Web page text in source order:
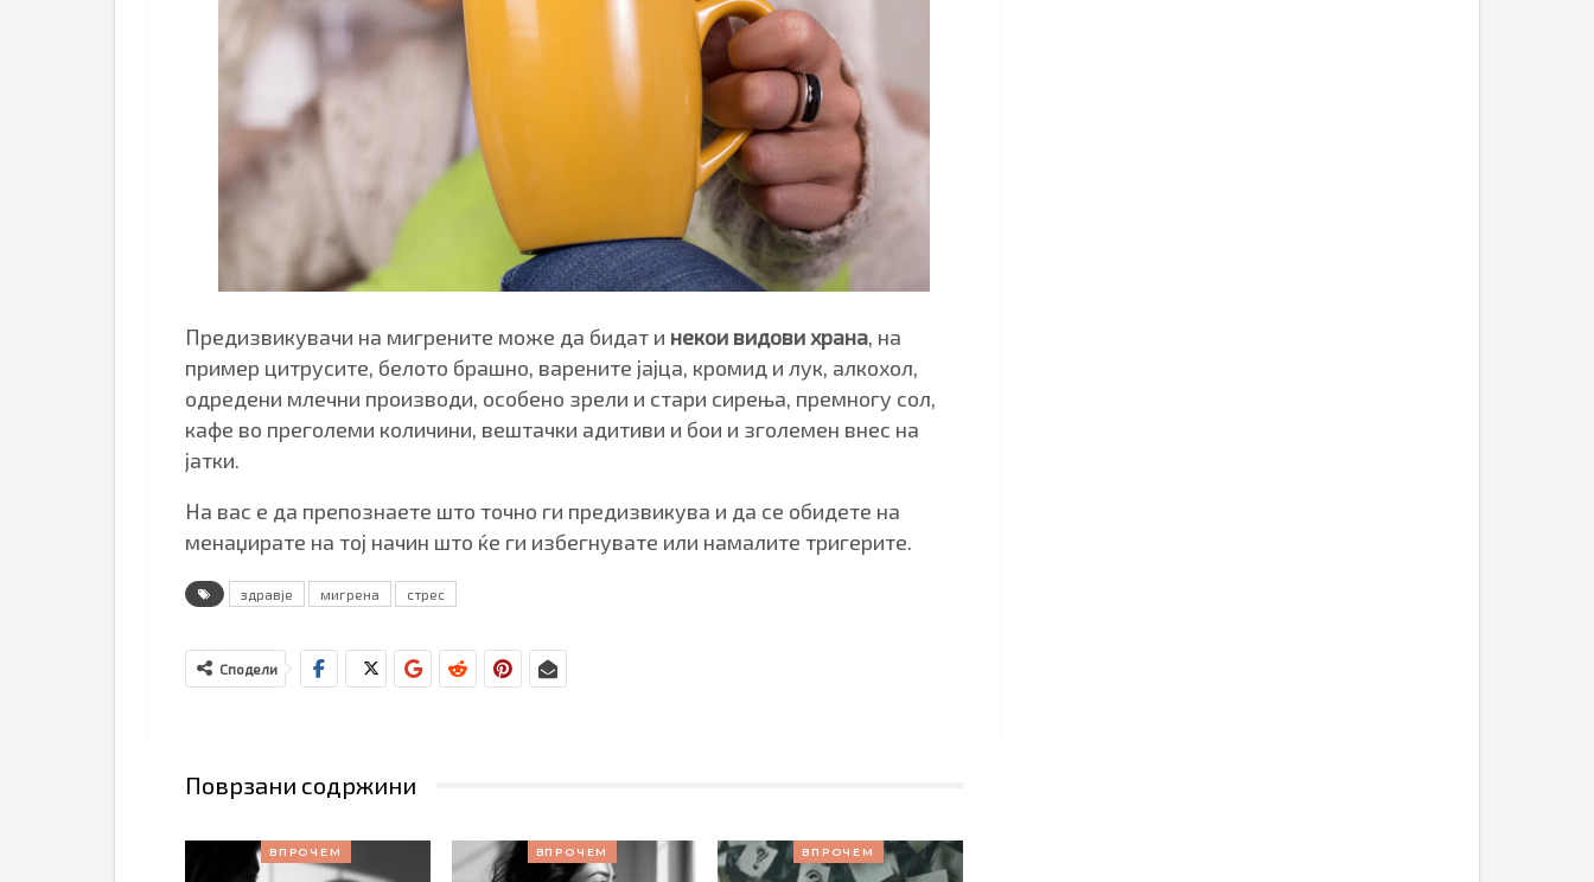
Предизвикувачи на мигрените може да бидат и некои видови храна, на
пример цитрусите, белото брашно, варените јајца, кромид и лук, алкохол,
одредени млечни производи, особено зрели и стари сирења, премногу сол,
кафе во преголеми количини, вештачки адитиви и бои и зголемен внес на
јатки.
На вас е да препознаете што точно ги предизвикува и да се обидете на
менаџирате на тој начин што ќе ги избегнувате или намалите тригерите.
здравје мигрена стрес
Сподели
Поврзани содржини
ВПРОЧЕМ ВПРОЧЕМ ВПРОЧЕМ